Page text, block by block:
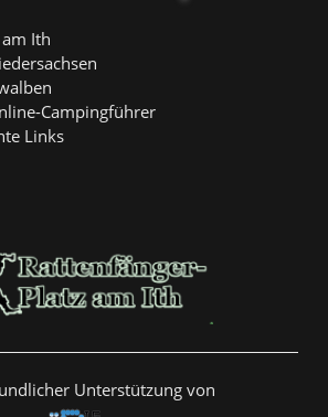
Ith
Campingführer
Links
Unterstützung von